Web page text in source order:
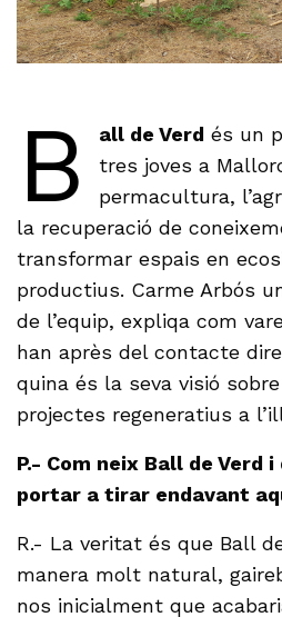
B all de Verd és un
tres joves a
permacultura,
la recuperació de
transformar espais en
productius. Carme Arbós
de l’equip, expliqa com
han après del contacte
quina és la seva visió
projectes regeneratius a
P.- Com neix Ball de Verd
portar a tirar endavant
R.- La veritat és que Ball
manera molt natural,
nos inicialment que